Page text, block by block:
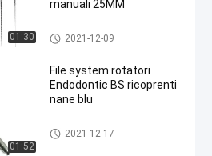
01:30
manuali 25MM
Endo Files rotatorio
2021-12-09
01:52
File system rotatori
Endodontic BS ricoprenti
nane blu
Endo Files rotatorio
2021-12-17